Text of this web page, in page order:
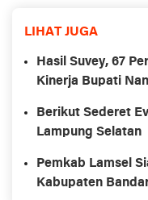
LIHAT JUGA
Hasil Suvey, 67
Kinerja Bupati
Berikut Sederet
Lampung Selatan
Pemkab Lamsel
Kabupaten